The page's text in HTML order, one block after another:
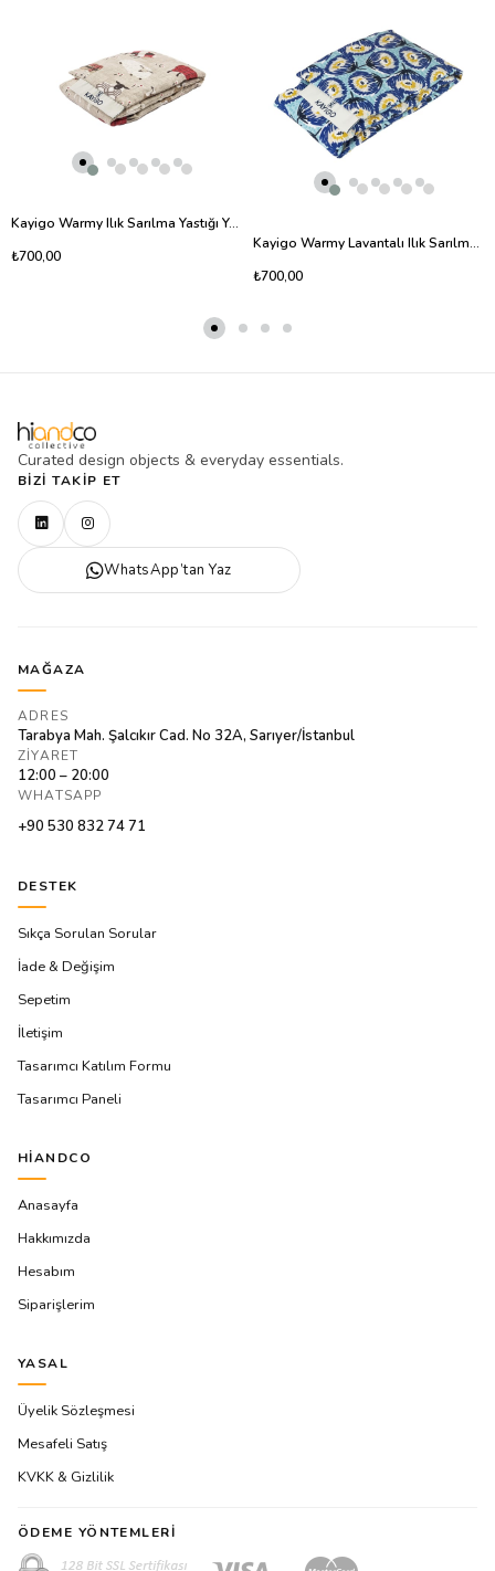
Kayigo Warmy Ilık Sarılma Yastığı Yeni Kuzu
₺700,00
Kayigo Warmy Lavantalı Ilık Sarılma Yastığı- Mavi Çiçekler
₺700,00
Curated design objects & everyday essentials.
BIZI TAKIP ET
WhatsApp’tan Yaz
MAĞAZA
ADRES
Tarabya Mah. Şalcıkır Cad. No 32A, Sarıyer/İstanbul
ZIYARET
12:00 – 20:00
WHATSAPP
+90 530 832 74 71
DESTEK
Sıkça Sorulan Sorular
İade & Değişim
Sepetim
İletişim
Tasarımcı Katılım Formu
Tasarımcı Paneli
HIANDCO
Anasayfa
Hakkımızda
Hesabım
Siparişlerim
YASAL
Üyelik Sözleşmesi
Mesafeli Satış
KVKK & Gizlilik
ÖDEME YÖNTEMLERI